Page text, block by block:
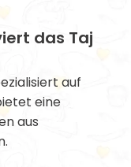
das Taj
auf
eine
aus